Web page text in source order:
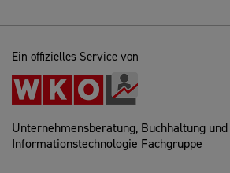
Ein offizielles Service von
Unternehmensberatung, Buchhaltung und
Informationstechnologie Fachgruppe